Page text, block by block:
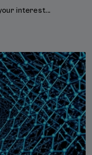
interest...